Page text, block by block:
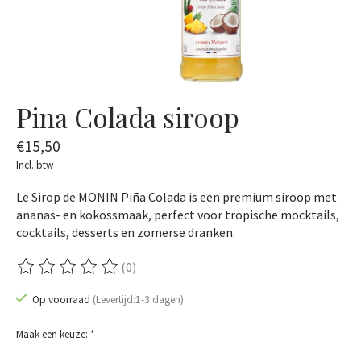
Pina Colada siroop
€15,50
Incl. btw
Le Sirop de MONIN Piña Colada is een premium siroop met
ananas- en kokossmaak, perfect voor tropische mocktails,
cocktails, desserts en zomerse dranken.
De beoordeling van dit product is
(0)
Op voorraad (Levertijd:1-3 dagen)
Maak een keuze: *